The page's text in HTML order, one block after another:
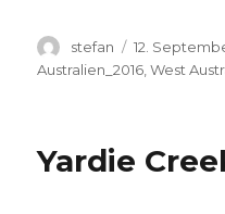
Autor
stefan
am
12.
Australien_2016 ,West
Yardie